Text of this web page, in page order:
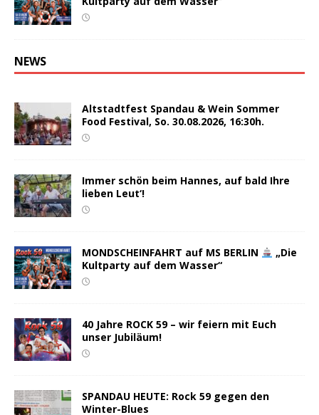
NEWS
Altstadtfest Spandau & Wein Sommer
Food Festival, So. 30.08.2026, 16:30h.
Immer schön beim Hannes, auf bald Ihre
lieben Leut‘!
MONDSCHEINFAHRT auf MS BERLIN
„Die
Kultparty auf dem Wasser“
40 Jahre ROCK 59 – wir feiern mit Euch
unser Jubiläum!
SPANDAU HEUTE: Rock 59 gegen den
Winter-Blues